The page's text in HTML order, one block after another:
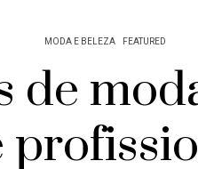
MODA E BELEZA FEATURED
de